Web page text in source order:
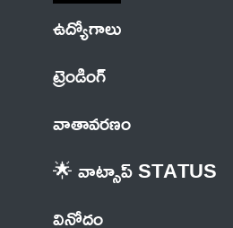
ఉద్యోగాలు
ట్రెండింగ్
వాతావరణం
🌟 వాట్సాప్ STATUS
వినోదం